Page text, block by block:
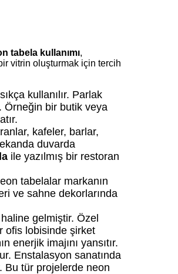
tabela kullanımı,
vitrin oluşturmak için tercih
kullanılır. Parlak
Örneğin bir butik veya
kafeler, barlar,
duvarda
ile yazılmış bir restoran
tabelalar markanın
ve sahne dekorlarında
gelmiştir. Özel
ofis lobisinde şirket
enerjik imajını yansıtır.
Enstalasyon sanatında
Bu tür projelerde neon